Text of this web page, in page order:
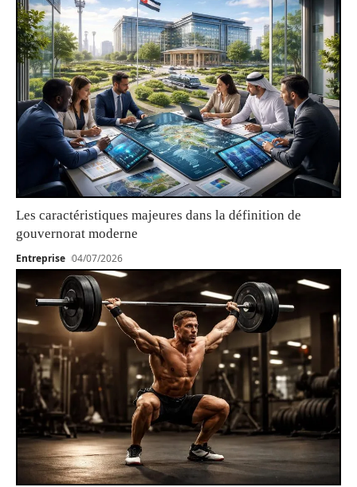
Les caractéristiques majeures dans la définition de
gouvernorat moderne
Entreprise 04/07/2026